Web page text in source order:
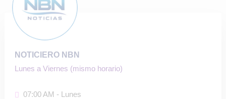
NOTICIERO NBN
Lunes a Viernes (mismo horario)
07:00 AM - Lunes